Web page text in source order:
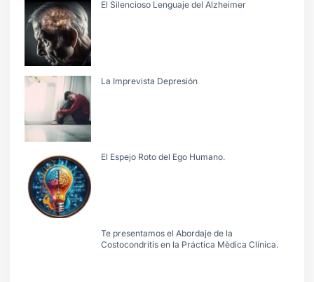
El Silencioso Lenguaje del Alzheimer
La Imprevista Depresión
El Espejo Roto del Ego Humano.
Te presentamos el Abordaje de la
Costocondritis en la Práctica Mèdica Clínica.